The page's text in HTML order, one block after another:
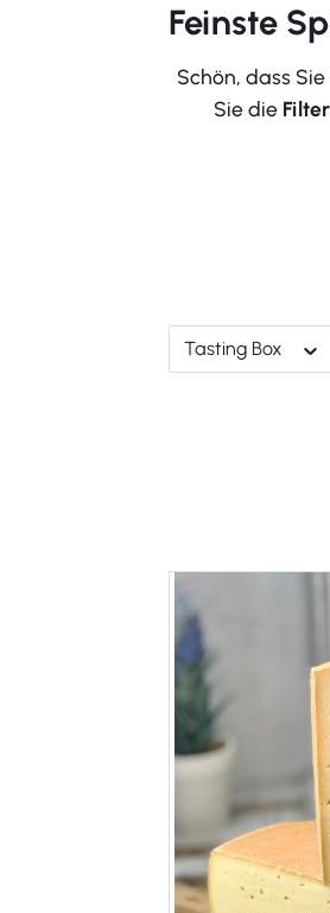
Feinste
Schön, dass
Sie die
Tasting Box